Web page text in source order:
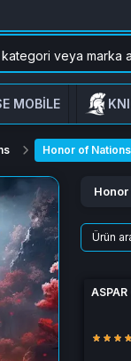
MOBİLE
Honor of
ASPAR